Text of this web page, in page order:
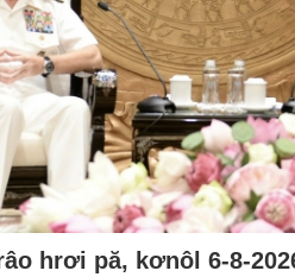
hrơi pă, kơnôl 6-8-